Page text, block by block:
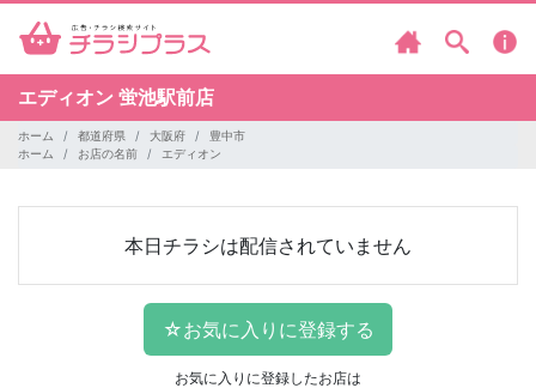
エディオン 蛍池駅前店
ホーム 都道府県 大阪府
豊中市
ホーム
お店の名前 エディオン
本日チラシは配信されていません
お気に入りに登録したお店は